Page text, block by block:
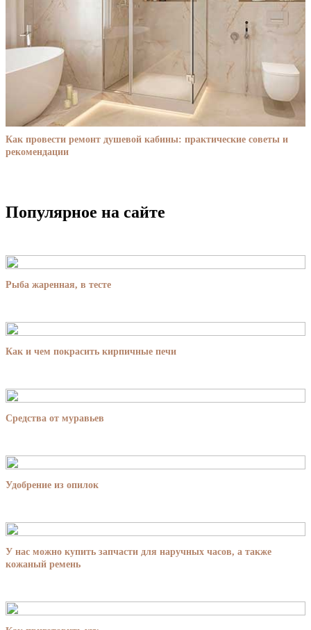
Как провести ремонт душевой кабины: практические советы и
рекомендации
Популярное на сайте
Рыба жаренная, в тесте
Как и чем покрасить кирпичные печи
Средства от муравьев
Удобрение из опилок
У нас можно купить запчасти для наручных часов, а также
кожаный ремень